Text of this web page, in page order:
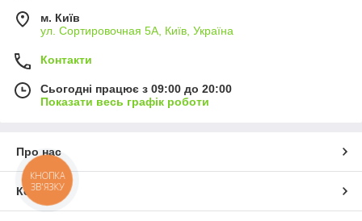
м. Київ
ул. Сортировочная 5А, Київ, Україна
Контакти
Сьогодні працює з 09:00 до 20:00
Показати весь графік роботи
Про нас
Контакти
КНОПКА
ЗВ'ЯЗКУ